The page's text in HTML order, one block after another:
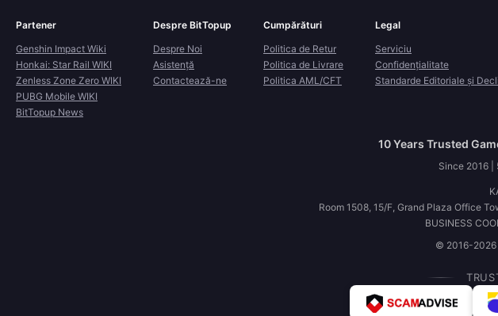
Partener
Genshin Impact Wiki
Honkai: Star Rail WIKI
Zenless Zone Zero WIKI
PUBG Mobile WIKI
BitTopup News
Despre BitTopup
Despre Noi
Asistență
Contactează-ne
Cumpărături
Politica de Retur
Politica de Livrare
Politica AML/CFT
Legal
Serviciu
Confidențialitate
Standarde Editoriale și
10 Years Trusted
Since 2016
Room 1508, 15/F, Grand Plaza Office
BUSINESS
© 2016-2026